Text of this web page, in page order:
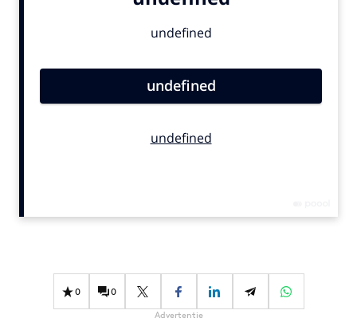
Gedragsverandering
Influencer marketing
0 0
Advertentie